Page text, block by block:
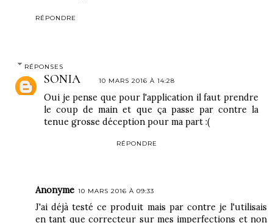
RÉPONDRE
RÉPONSES
SONIA 10 MARS 2016 À 14:28
Oui je pense que pour l'application il faut prendre
le coup de main et que ça passe par contre la
tenue grosse déception pour ma part :(
RÉPONDRE
Anonyme 10 MARS 2016 À 09:33
J'ai déjà testé ce produit mais par contre je l'utilisais
en tant que correcteur sur mes imperfections et non